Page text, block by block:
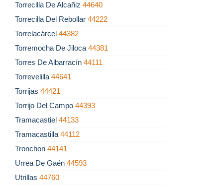
Torrecilla De Alcañiz 44640
Torrecilla Del Rebollar 44222
Torrelacárcel 44382
Torremocha De Jiloca 44381
Torres De Albarracín 44111
Torrevelilla 44641
Torrijas 44421
Torrijo Del Campo 44393
Tramacastiel 44133
Tramacastilla 44112
Tronchon 44141
Urrea De Gaén 44593
Utrillas 44760